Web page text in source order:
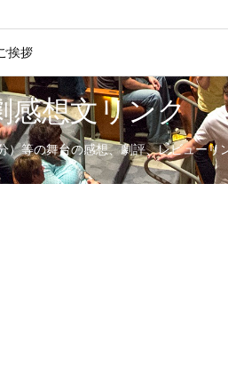
挨拶
感想文リンク
）等の舞台の感想、劇評、レビューリ